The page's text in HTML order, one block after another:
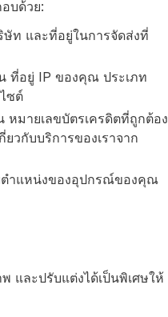
บด้วย:
ท และที่อยู่ในการจัดส่งที่
ที่อยู่ IP ของคุณ ประเภท
ซต์
หมายเลขบัตรเครดิตที่ถูกต้อง
วกับบริการของเราจาก
ำแหน่งของอุปกรณ์ของคุณ
และปรับแต่งได้เป็นพิเศษให้